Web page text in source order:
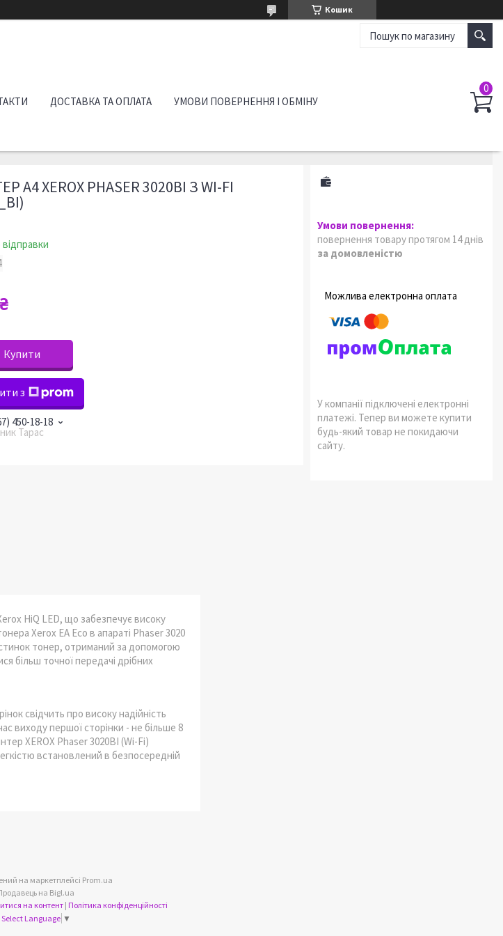
Кошик
ДОСТАВКА ТА ОПЛАТА УМОВИ ПОВЕРНЕННЯ І ОБМІНУ
A4 XEROX PHASER 3020BI З WI-FI
Купити
з
450-18-18
Тарас
повернення товару протягом 14 днів
за домовленістю
У компанії підключені електронні
платежі. Тепер ви можете купити
будь-який товар не покидаючи
сайту.
HiQ LED, що забезпечує високу
Xerox EA Eco в апараті Phaser 3020
тонер, отриманий за допомогою
більш точної передачі дрібних
свідчить про високу надійність
виходу першої сторінки - не більше 8
XEROX Phaser 3020BI (Wi-Fi)
встановлений в безпосередній
на маркетплейсі Prom.ua
на Bigl.ua
на контент | Політика конфіденційності
Select Language ▼